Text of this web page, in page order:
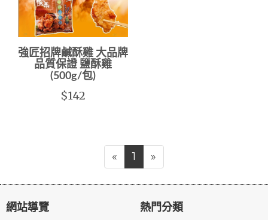
強匠招牌鹹酥雞 大品牌
品質保證 鹽酥雞
(500g/包)
$142
« 1 »
網站導覽 熱門分類